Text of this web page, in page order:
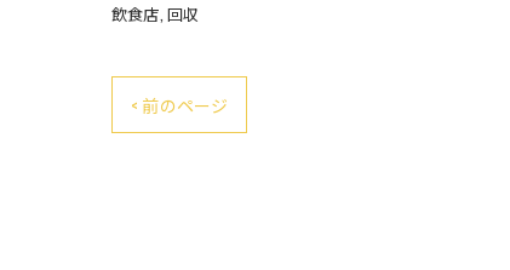
飲食店 回収
< 前のページ